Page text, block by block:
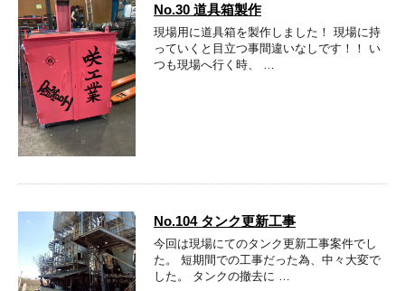
No.30 道具箱製作
現場用に道具箱を製作しました！ 現場に持
っていくと目立つ事間違いなしです！！ い
つも現場へ行く時、 …
No.104 タンク更新工事
今回は現場にてのタンク更新工事案件でし
た。 短期間での工事だった為、中々大変で
した。 タンクの撤去に …